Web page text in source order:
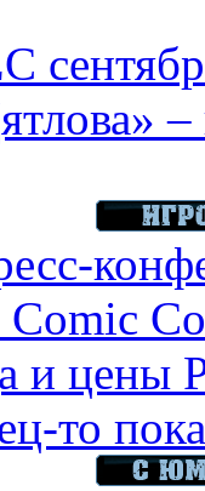
и цены
то